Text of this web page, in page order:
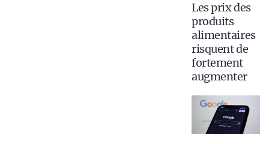
Les prix des
produits
alimentaires
risquent de
fortement
augmenter